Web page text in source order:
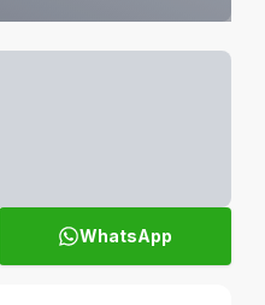
WhatsApp